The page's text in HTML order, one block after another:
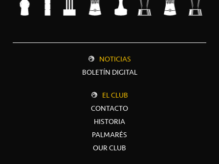
NOTICIAS
BOLETÍN DIGITAL
EL CLUB
CONTACTO
HISTORIA
PALMARÉS
OUR CLUB